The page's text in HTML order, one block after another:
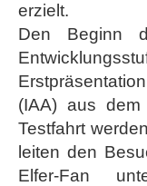
erzielt.
Den Beginn
(IAA) aus
Testfahrt
leiten den
Elfer-Fan